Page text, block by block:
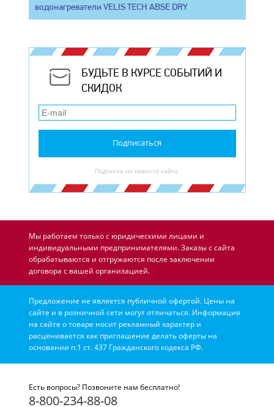
водонагреватели VELIS TECH ABSE DRY
БУДЬТЕ В КУРСЕ СОБЫТИЙ И
СКИДОК
Подписаться
Подписка на новости сайта.
Мы работаем только с юридическими лицами и
индивидуальными предпринимателями. Заказы с сайта
обрабатываются и отгружаются после заключении
договора с вашей организацией.
Предложение не является публичной офертой. Цены на
сайте и в розничной сети могут отличаться. Информация
на сайте о товаре носит рекламный характер и
расценивается как приглашение делать оферты на
основании п.1 ст. 437 Гражданского кодекса РФ.
Есть вопросы? Позвоните нам бесплатно!
8-800-234-88-08